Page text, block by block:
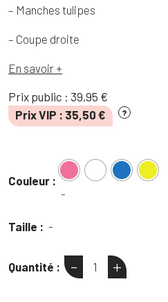
– Manches tulipes
– Coupe droite
En savoir +
Prix public : 39,95 €
Prix VIP : 35,50 € ?
Couleur :
-
Taille : -
Quantité :
quantité
- +